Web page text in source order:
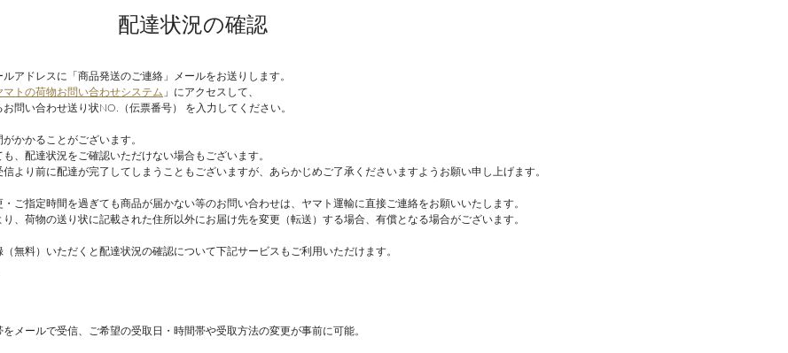
配達状況の確認
アドレスに「商品発送のご連絡」メールをお送りします。
マトの荷物お問い合わせシステム 」にアクセスして、
問い合わせ送り状NO.（伝票番号） を入力してください。
かかることがございます。
、配達状況をご確認いただけない場合もございます。
より前に配達が完了してしまうこともございますが、あらかじめご了承くださいますようお願い申し上げます。
ご指定時間を過ぎても商品が届かない等のお問い合わせは、ヤマト運輸に直接ご連絡をお願いいたします。
、荷物の送り状に記載された住所以外にお届け先を変更（転送）する場合、有償となる場合がございます。
（無料）いただくと配達状況の確認について下記サービスもご利用いただけます。
メールで受信、ご希望の受取日・時間帯や受取方法の変更が事前に可能。